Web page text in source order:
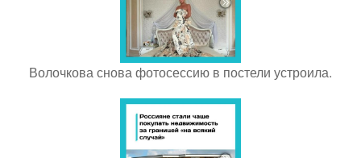
Волочкова снова фотосессию в постели устроила.